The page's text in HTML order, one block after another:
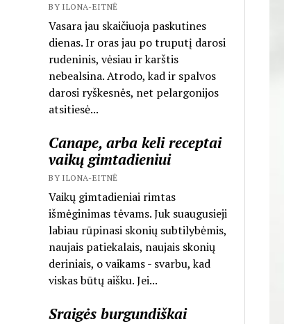
BY ILONA-EITNĖ
Vasara jau skaičiuoja paskutines
dienas. Ir oras jau po truputį darosi
rudeninis, vėsiau ir karštis
nebealsina. Atrodo, kad ir spalvos
darosi ryškesnės, net pelargonijos
atsitiesė...
Canape, arba keli receptai
vaikų gimtadieniui
BY ILONA-EITNĖ
Vaikų gimtadieniai rimtas
išmėginimas tėvams. Juk suaugusieji
labiau rūpinasi skonių subtilybėmis,
naujais patiekalais, naujais skonių
deriniais, o vaikams - svarbu, kad
viskas būtų aišku. Jei...
Sraigės burgundiškai